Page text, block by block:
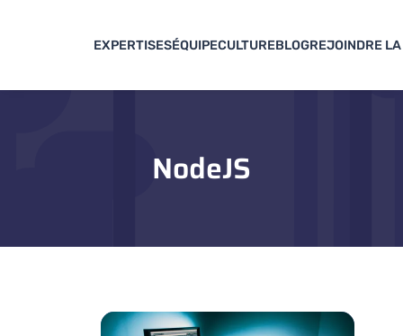
EXPERTISESÉQUIPECULTUREBLOGREJOINDRE
NodeJS